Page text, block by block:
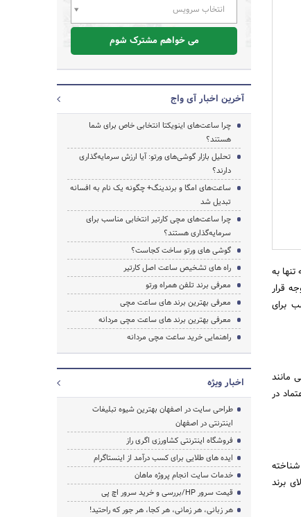
جستجو
به
قرار
برای
مانند
در
شناخته
برند
انتخاب سرویس
می خواهم مشترک شوم
آخرین اخبار آی واج
چرا ساعت‌های اینویکتا انتخابی خاص برای شما
هستند؟
تحلیل بازار گوشی‌های ورتو: آیا ارزش سرمایه‌گذاری
دارند؟
ساعت‌های امگا و برندینگ+ چگونه یک نام به افسانه
تبدیل شد
چرا ساعت‌های مچی کارتیر انتخابی مناسب برای
سرمایه‌گذاری هستند؟
گوشی های ورتو ساخت کجاست؟
راه های تشخیص ساعت اصل کارتیر
معرفی برند تلفن همراه ورتو
معرفی بهترین برند های ساعت مچی
معرفی بهترین برند های ساعت مچی مردانه
راهنمایی خرید ساعت مچی مردانه
اخبار ویژه
طراحی سایت در اصفهان بهترین شیوه تبلیغات
اینترنتی در اصفهان
فروشگاه اینترنتی کشاورزی اگری راز
ایده های طلایی برای کسب درآمد از اینستاگرام
خدمات سایت انجام پروژه ماهان
قیمت سرور HP/بررسی و خرید سرور اچ پی
هر زبانی، هر زمانی، هر کجا، هر جور که راحتید!